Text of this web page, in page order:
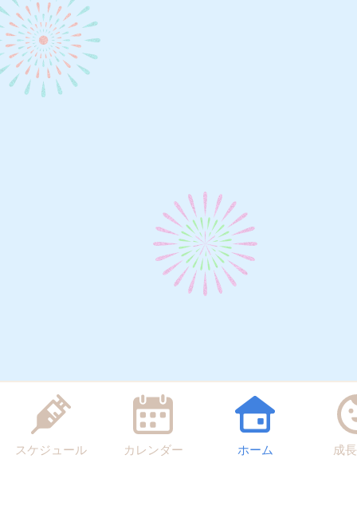
スケジュール カレンダー ホーム 成